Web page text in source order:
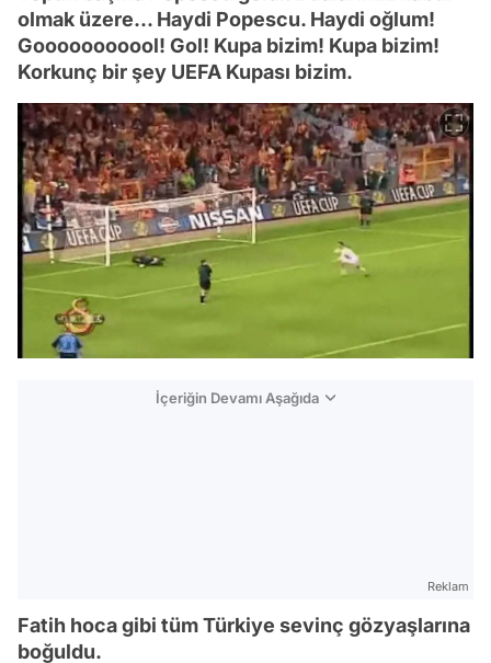
olmak üzere... Haydi Popescu. Haydi oğlum!
Gooooooooool! Gol! Kupa bizim! Kupa bizim!
Korkunç bir şey UEFA Kupası bizim.
İçeriğin Devamı Aşağıda
Reklam
Fatih hoca gibi tüm Türkiye sevinç gözyaşlarına
boğuldu.